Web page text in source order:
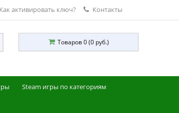
Как активировать ключ? Контакты
Товаров 0 (0 руб.)
Steam игры по категориям